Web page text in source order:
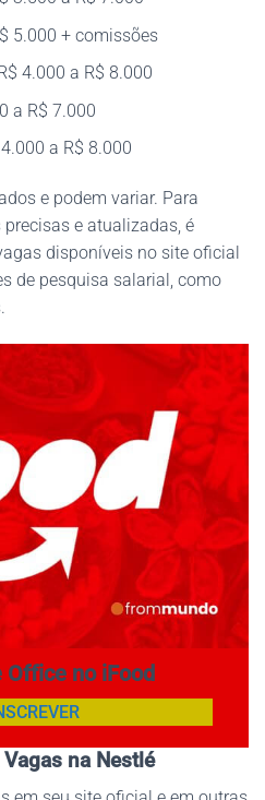
5.000 + comissões
4.000 a R$ 8.000
a R$ 7.000
4.000 a R$ 8.000
e podem variar. Para
e atualizadas, é
disponíveis no site oficial
de pesquisa salarial, como
Office no iFood
na Nestlé